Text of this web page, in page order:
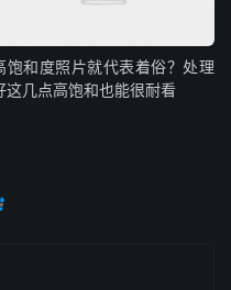
饱和度照片就代表着俗？处理
这几点高饱和也能很耐看